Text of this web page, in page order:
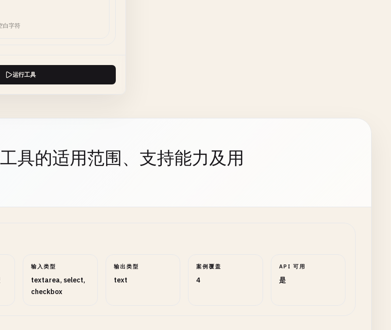
白字符
运行工具
具的适用范围、支持能力及用
输入类型
textarea, select,
checkbox
输出类型
text
案例覆盖
4
API 可用
是